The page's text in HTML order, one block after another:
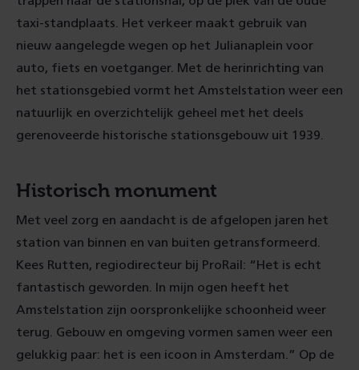
taxi-standplaats. Het verkeer maakt gebruik van
nieuw aangelegde wegen op het Julianaplein voor
auto, fiets en voetganger. Met de herinrichting van
het stationsgebied vormt het Amstelstation weer een
natuurlijk en overzichtelijk geheel met het deels
gerenoveerde historische stationsgebouw uit 1939.
Historisch monument
Met veel zorg en aandacht is de afgelopen jaren het
station van binnen en van buiten getransformeerd.
Kees Rutten, regiodirecteur bij ProRail: “Het is echt
fantastisch geworden. In mijn ogen heeft het
Amstelstation zijn oorspronkelijke schoonheid weer
terug. Gebouw en omgeving vormen samen weer een
gelukkig paar: het is een icoon in Amsterdam.” Op de